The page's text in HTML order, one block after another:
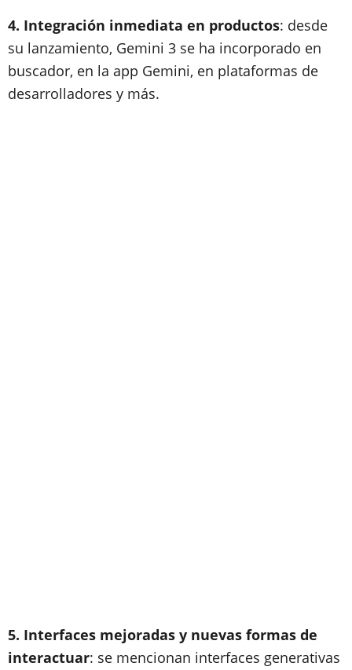
4. Integración inmediata en productos: desde
su lanzamiento, Gemini 3 se ha incorporado en
buscador, en la app Gemini, en plataformas de
desarrolladores y más.
5. Interfaces mejoradas y nuevas formas de
interactuar: se mencionan interfaces generativas